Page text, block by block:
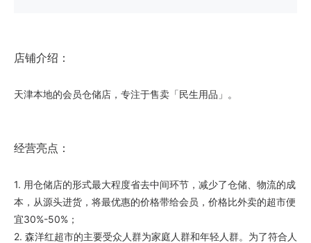
店铺介绍：
天津本地的会员仓储店，专注于售卖「民生用品」。
经营亮点：
1. 用仓储店的形式最大程度省去中间环节，减少了仓储、物流的成
本，从源头进货，将最优惠的价格带给会员，价格比外卖的超市便
宜30%-50%；
2. 森洋红超市的主要受众人群为家庭人群和年轻人群。为了符合人